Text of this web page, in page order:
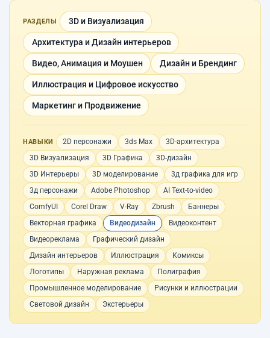
РАЗДЕЛЫ 3D и Визуализация
Архитектура и Дизайн интерьеров
Видео, Анимация и Моушен Дизайн и Брендинг
Иллюстрация и Цифровое искусство
Маркетинг и Продвижение
НАВЫКИ 2D персонажи 3ds Max
3D-архитектура
3D Визуализация
3D Графика
3D-дизайн
3D Интерьеры
3D моделирование
3д графика для игр
3д персонажи
Adobe Photoshop
AI Text-to-video
ComfyUI
Corel Draw V-Ray Zbrush
Баннеры
Векторная графика
Видеодизайн
Видеоконтент
Видеореклама
Графический дизайн
Дизайн интерьеров
Иллюстрация
Комиксы
Логотипы
Наружная реклама
Полиграфия
Промышленное моделирование
Рисунки и иллюстрации
Световой дизайн
Экстерьеры